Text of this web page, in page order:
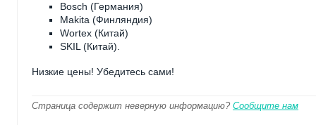
Bosch (Германия)
Makita (Финляндия)
Wortex (Китай)
SKIL (Китай).
Низкие цены! Убедитесь сами!
Страница содержит неверную информацию? Сообщите нам